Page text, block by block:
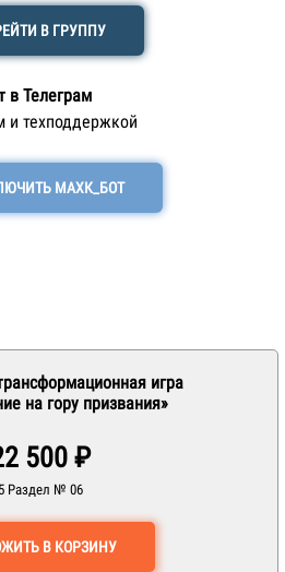
В ГРУППУ
Телеграм
и техподдержкой
МАХК_БОТ
игра
на гору призвания»
500 ₽
5 Раздел № 06
В КОРЗИНУ